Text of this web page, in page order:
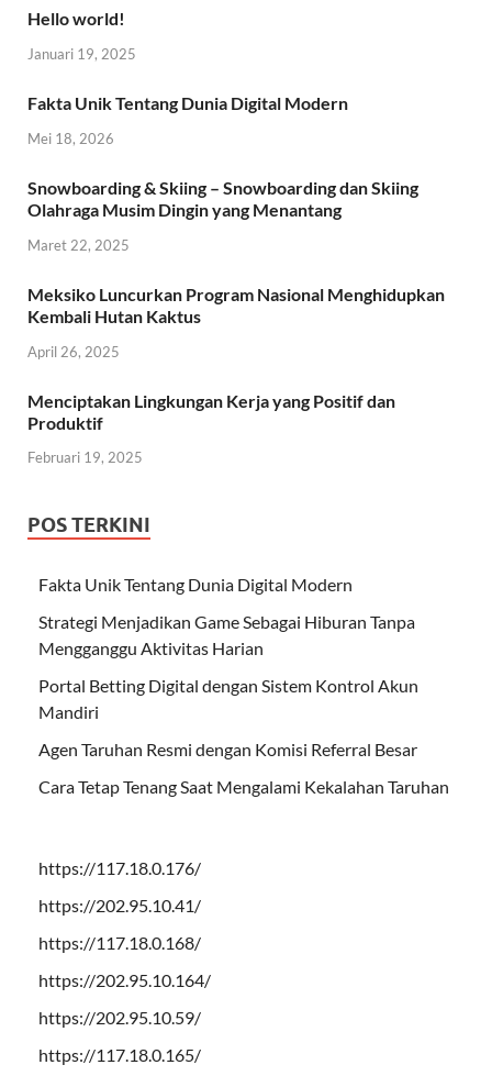
Hello world!
Januari 19, 2025
Fakta Unik Tentang Dunia Digital Modern
Mei 18, 2026
Snowboarding & Skiing – Snowboarding dan Skiing
Olahraga Musim Dingin yang Menantang
Maret 22, 2025
Meksiko Luncurkan Program Nasional Menghidupkan
Kembali Hutan Kaktus
April 26, 2025
Menciptakan Lingkungan Kerja yang Positif dan
Produktif
Februari 19, 2025
POS TERKINI
Fakta Unik Tentang Dunia Digital Modern
Strategi Menjadikan Game Sebagai Hiburan Tanpa
Mengganggu Aktivitas Harian
Portal Betting Digital dengan Sistem Kontrol Akun
Mandiri
Agen Taruhan Resmi dengan Komisi Referral Besar
Cara Tetap Tenang Saat Mengalami Kekalahan Taruhan
https://117.18.0.176/
https://202.95.10.41/
https://117.18.0.168/
https://202.95.10.164/
https://202.95.10.59/
https://117.18.0.165/